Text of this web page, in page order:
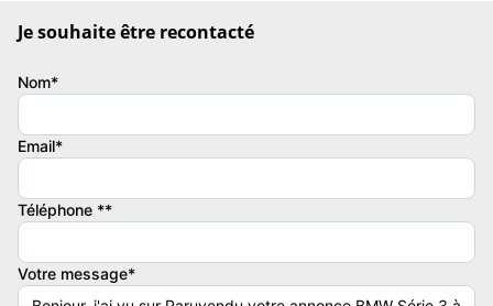
COMMENTAIRE :
Je souhaite être recontacté
Nom*
Email*
Téléphone **
Votre message*